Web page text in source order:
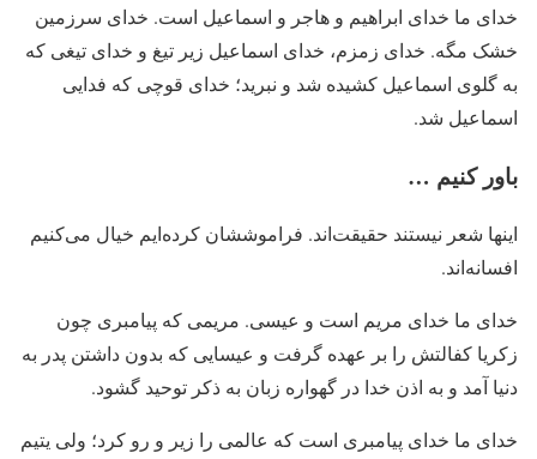
خدای ما خدای ابراهیم و هاجر و اسماعیل است. خدای سرزمین
خشک مگه. خدای زمزم، خدای اسماعیل زیر تیغ و خدای تیغی که
به گلوی اسماعیل کشیده شد و نبرید؛ خدای قوچی که فدایی
اسماعیل شد.
باور کنیم …
اینها شعر نیستند حقیقت‌اند. فراموششان کرده‌ایم خیال می‌کنیم
افسانه‌اند.
خدای ما خدای مریم‌ است و عیسی. مریمی که پیامبری چون
زکریا کفالتش را بر عهده گرفت و عیسایی که بدون داشتن پدر به
دنیا آمد و به اذن خدا در گهواره زبان به ذکر توحید گشود.
خدای ما خدای پیامبری است که عالمی را زیر و رو کرد؛ ولی یتیم